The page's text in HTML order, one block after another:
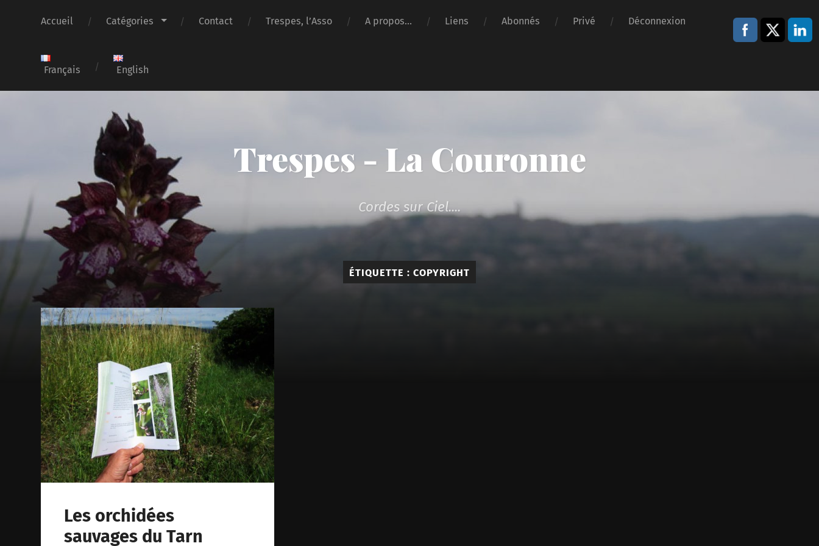
Accueil Catégories Contact Trespes, l’Asso A propos… Liens Abonnés Privé Déconnexion
Français English
Trespes - La Couronne
Cordes sur Ciel....
ÉTIQUETTE : COPYRIGHT
Les orchidées
sauvages du Tarn